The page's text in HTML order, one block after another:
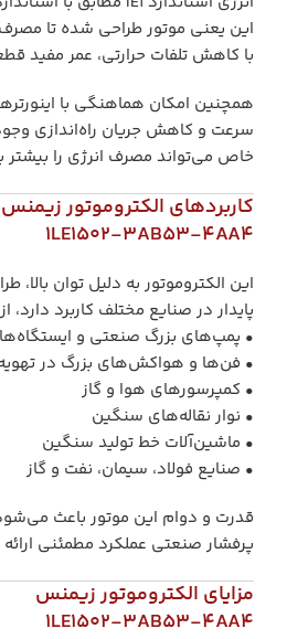
این یعنی موتور طراحی شده تا
با کاهش تلفات حرارتی، عمر مفید
سرعت و کاهش جریان راه‌اندازی
خاص می‌تواند مصرف انرژی را بیشتر
کاربردهای الکتروموتور زیمنس
1LE1502‑3AB53‑4AA4
این الکتروموتور به دلیل توان بالا،
پایدار در صنایع مختلف کاربرد دارد،
• پمپ‌های بزرگ صنعتی و
• فن‌ها و هواکش‌های بزرگ در
• کمپرسورهای هوا و گاز
• نوار نقاله‌های سنگین
• ماشین‌آلات خط تولید سنگین
• صنایع فولاد، سیمان، نفت و گاز
قدرت و دوام این موتور باعث
پرفشار صنعتی عملکرد مطمئنی
مزایای الکتروموتور زیمنس
1LE1502‑3AB53‑4AA4